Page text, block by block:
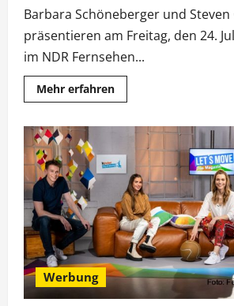
Barbara Schöneberger und Steven
präsentieren am Freitag, den 24.
im NDR Fernsehen...
Mehr erfahrenMehr
Informationen
bis
„Kaff
Crimes“:
Die
Gäste
der
„NDR
Talk
Show“
Werbung